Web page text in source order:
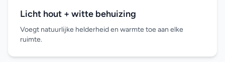
Licht hout + witte behuizing
Voegt natuurlijke helderheid en warmte toe aan elke
ruimte.